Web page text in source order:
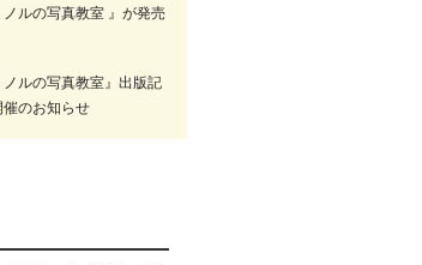
ノルの写真教室 』が発売
ノルの写真教室』出版記
のお知らせ